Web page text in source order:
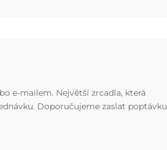
e-mailem. Největší zrcadla, která
Doporučujeme zaslat poptávku